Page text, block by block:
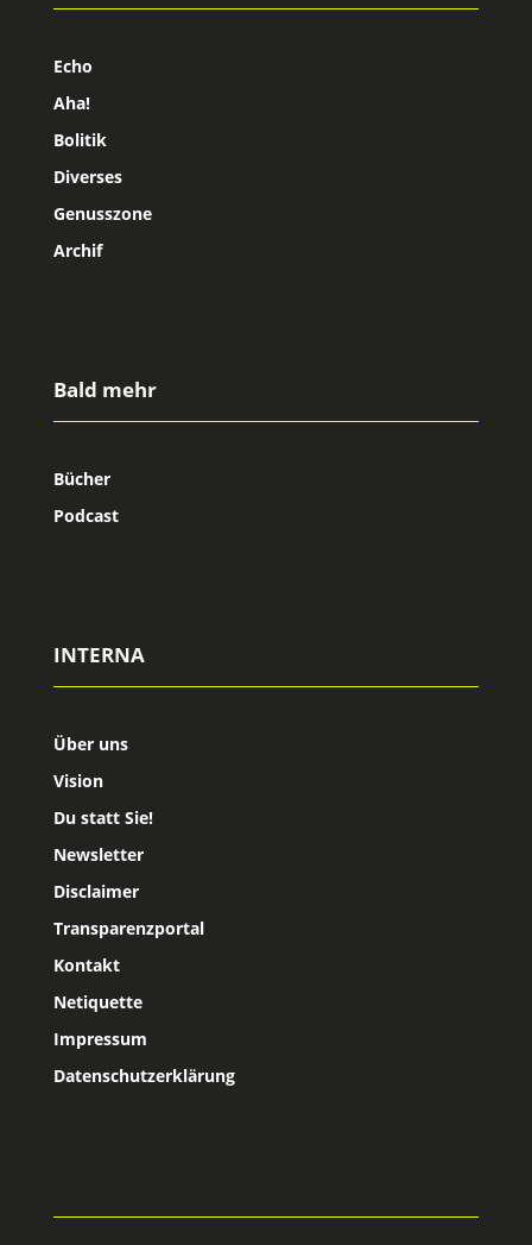
Echo
Aha!
Bolitik
Diverses
Genusszone
Archif
Bald mehr
Bücher
Podcast
INTERNA
Über uns
Vision
Du statt Sie!
Newsletter
Disclaimer
Transparenzportal
Kontakt
Netiquette
Impressum
Datenschutzerklärung